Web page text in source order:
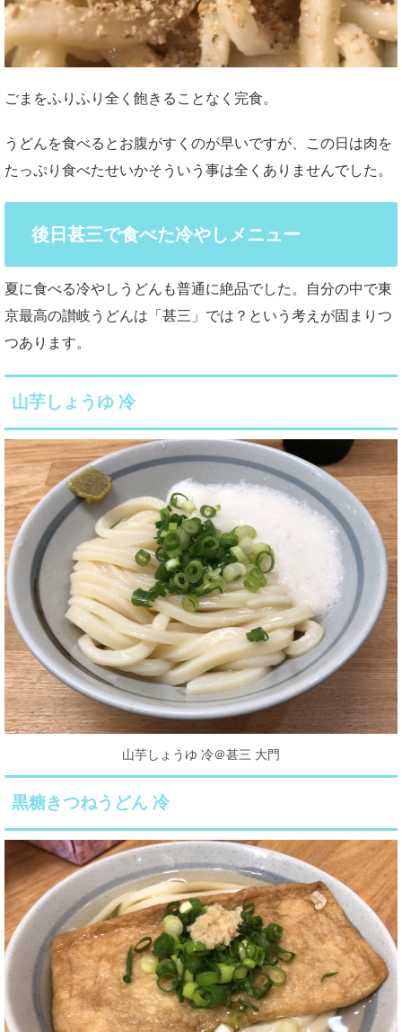
ごまをふりふり全く飽きることなく完食。
うどんを食べるとお腹がすくのが早いですが、この日は肉を
たっぷり食べたせいかそういう事は全くありませんでした。
後日甚三で食べた冷やしメニュー
夏に食べる冷やしうどんも普通に絶品でした。自分の中で東
京最高の讃岐うどんは「甚三」では？という考えが固まりつ
つあります。
山芋しょうゆ 冷
山芋しょうゆ 冷＠甚三 大門
黒糖きつねうどん 冷